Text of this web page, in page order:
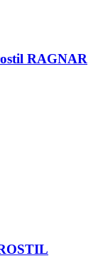
RAGNAR